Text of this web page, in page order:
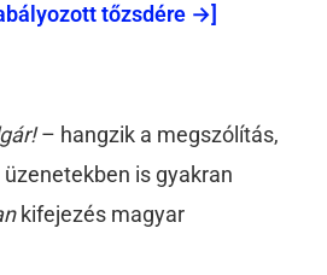
tőzsdére →]
– hangzik a megszólítás,
is gyakran
kifejezés magyar